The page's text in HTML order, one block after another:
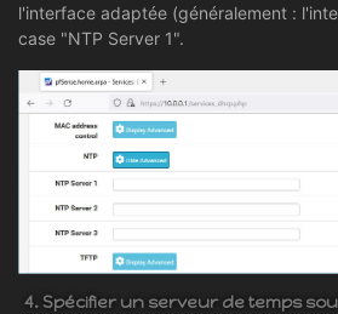
l'interface adaptée (généralement :
case "NTP Server 1".
4. Spécifier un serveur de temps